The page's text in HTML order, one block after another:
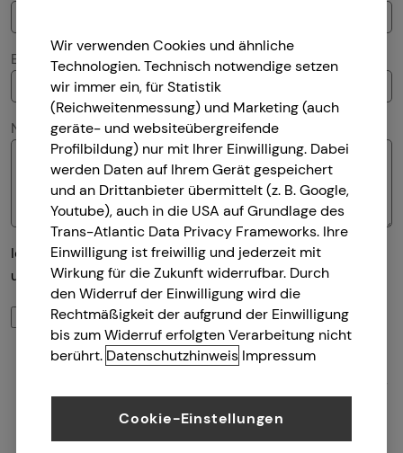
E-Mail
Nachricht
Ich habe die Informationen zumDatenschutz
und bin damit einverstanden.
Ich bin damit einverstanden, dass mich tecis bzw.
selbstständige Vertriebspartner von tecis aufgrund
meiner obigen Anfrage kontaktieren dürfen. Diese
Fax, E-Mail) ohne Angaben von Gründen bei der
Firma tecis Finanzdienstleistungen AG, Alter
Teichweg 17, 22081 Hamburg, E-
Wir verwenden Cookies und ähnliche
Technologien. Technisch notwendige setzen
wir immer ein, für Statistik
(Reichweitenmessung) und Marketing (auch
geräte- und websiteübergreifende
Profilbildung) nur mit Ihrer Einwilligung. Dabei
werden Daten auf Ihrem Gerät gespeichert
und an Drittanbieter übermittelt (z. B. Google,
Youtube), auch in die USA auf Grundlage des
Trans-Atlantic Data Privacy Frameworks. Ihre
Einwilligung ist freiwillig und jederzeit mit
Wirkung für die Zukunft widerrufbar. Durch
den Widerruf der Einwilligung wird die
Rechtmäßigkeit der aufgrund der Einwilligung
bis zum Widerruf erfolgten Verarbeitung nicht
berührt. Datenschutzhinweis Impressum
Cookie-Einstellungen